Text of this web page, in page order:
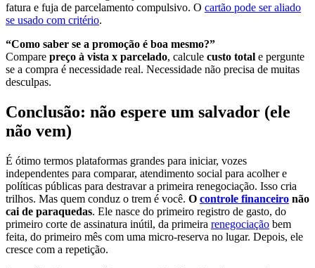
fatura e fuja de parcelamento compulsivo. O cartão pode ser aliado
se usado com critério.
“Como saber se a promoção é boa mesmo?”
Compare preço à vista x parcelado, calcule custo total e pergunte
se a compra é necessidade real. Necessidade não precisa de muitas
desculpas.
Conclusão: não espere um salvador (ele
não vem)
É ótimo termos plataformas grandes para iniciar, vozes
independentes para comparar, atendimento social para acolher e
políticas públicas para destravar a primeira renegociação. Isso cria
trilhos. Mas quem conduz o trem é você. O controle financeiro não
cai de paraquedas. Ele nasce do primeiro registro de gasto, do
primeiro corte de assinatura inútil, da primeira renegociação bem
feita, do primeiro mês com uma micro-reserva no lugar. Depois, ele
cresce com a repetição.